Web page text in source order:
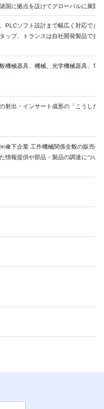
国に拠点を設けてグローバルに展開
PLCソフト設計まで幅広く対応でき
ップ、トランスは自社開発製品で多
機械器具、機械、光学機械器具、電
射出・インサート成形の「こうした
傘下企業 工作機械関係全般の販売の
情報提供や部品・製品の調達につい